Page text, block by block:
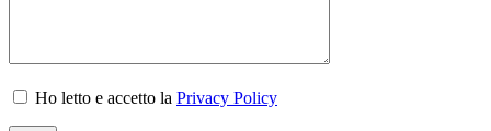
Ho letto e accetto la Privacy Policy